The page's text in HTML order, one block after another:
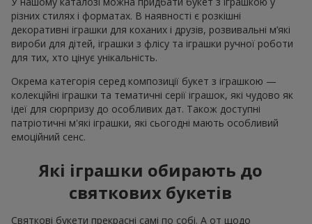
різних стилях і форматах. В наявності є розкішні
декоративні іграшки для коханих і друзів, розвивальні м’які
вироби для дітей, іграшки з флісу та іграшки ручної роботи
для тих, хто цінує унікальність.
Окрема категорія серед композиції букет з іграшкою —
колекційні іграшки та тематичні серії іграшок, які чудово як
ідеї для сюрпризу до особливих дат. Також доступні
патріотичні м'які іграшки, які сьогодні мають особливий
емоційний сенс.
Які іграшки обирають до
святкових букетів
Святкові букети прекрасні самі по собі. А от щодо